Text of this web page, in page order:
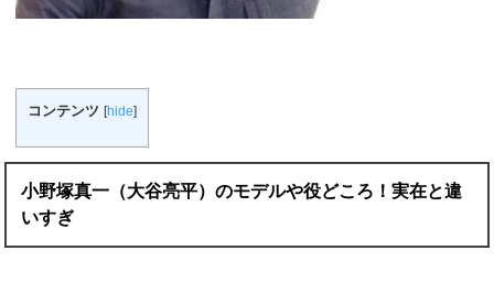
コンテンツ [hide]
小野塚真一（大谷亮平）のモデルや役どころ！実在と違
いすぎ